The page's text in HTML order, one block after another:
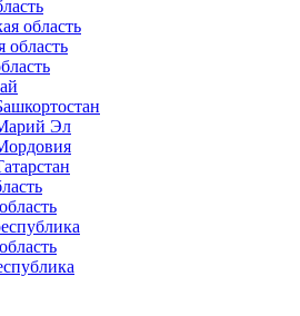
область
область
Эл